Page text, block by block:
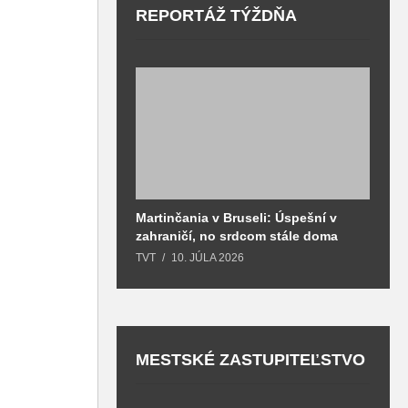
REPORTÁŽ TÝŽDŇA
Martinčania v Bruseli: Úspešní v
zahraničí, no srdcom stále doma
TVT 10. JÚLA 2026
MESTSKÉ ZASTUPITEĽSTVO